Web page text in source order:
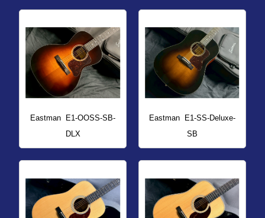
Eastman
E1-OOSS-SB-
DLX
Eastman
E1-SS-Deluxe-
SB